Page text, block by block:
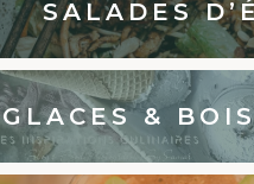
SALADES
GLACES &